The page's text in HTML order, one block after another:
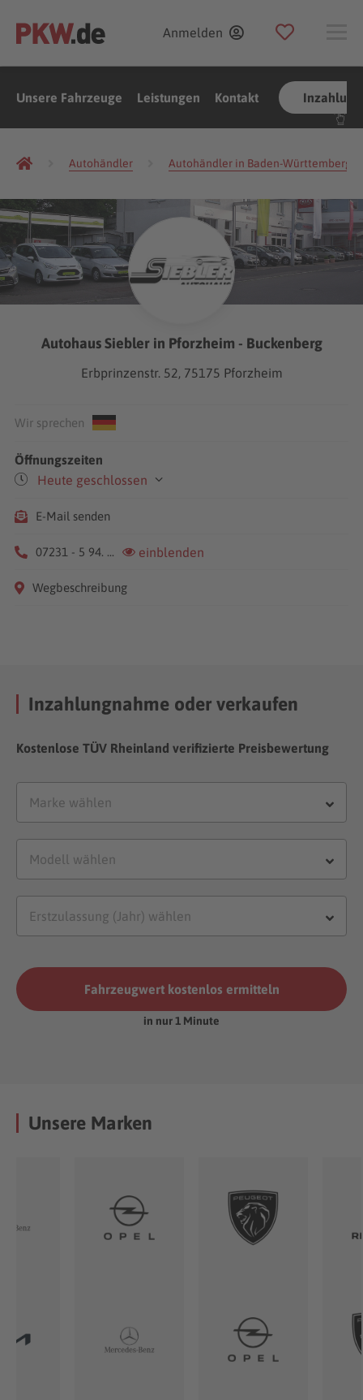
Anmelden
Unsere Fahrzeuge Leistungen Kontakt
Autohändler Autohändler in Baden-Württemberg
Autohaus Siebler in Pforzheim - Buckenberg
Erbprinzenstr. 52, 75175 Pforzheim
Wir sprechen
Öffnungszeiten
Heute geschlossen
13:00-18:00
E-Mail senden
07231 - 5 94. ... einblenden
Wegbeschreibung
Inzahlungnahme oder verkaufen
Kostenlose TÜV Rheinland verifizierte Preisbewertung
Fahrzeugwert kostenlos ermitteln
in nur 1 Minute
Unsere Marken